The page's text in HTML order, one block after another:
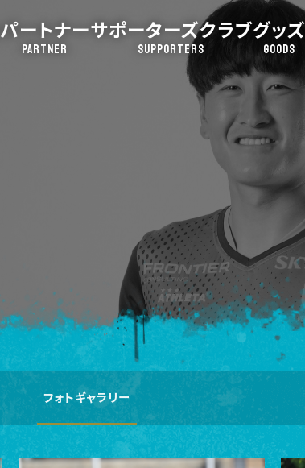
パートナー
PARTNER
サポーターズクラブ
SUPPORTERS
グッズ
GOODS
フォトギャラリー